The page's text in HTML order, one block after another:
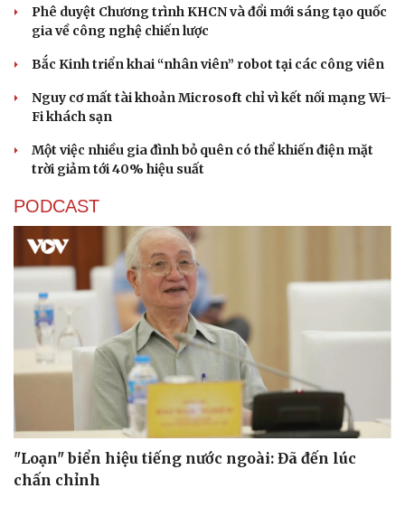
Dinh dưỡng - món ngon
Nhi khoa
Nam khoa
Đời sống
Nhà đẹp
Blog
Phê duyệt Chương trình KHCN và đổi mới sáng tạo quốc
gia về công nghệ chiến lược
Bắc Kinh triển khai “nhân viên” robot tại các công viên
Nguy cơ mất tài khoản Microsoft chỉ vì kết nối mạng Wi-
Fi khách sạn
Một việc nhiều gia đình bỏ quên có thể khiến điện mặt
trời giảm tới 40% hiệu suất
PODCAST
"Loạn" biển hiệu tiếng nước ngoài: Đã đến lúc
chấn chỉnh